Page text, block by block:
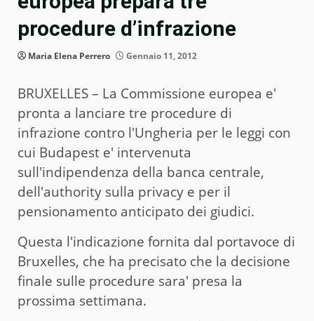
procedure d’infrazione
Maria Elena Perrero Gennaio 11, 2012
BRUXELLES – La Commissione europea e'
pronta a lanciare tre procedure di
infrazione contro l'Ungheria per le leggi con
cui Budapest e' intervenuta
sull'indipendenza della banca centrale,
dell'authority sulla privacy e per il
pensionamento anticipato dei giudici.
Questa l'indicazione fornita dal portavoce di
Bruxelles, che ha precisato che la decisione
finale sulle procedure sara' presa la
prossima settimana.